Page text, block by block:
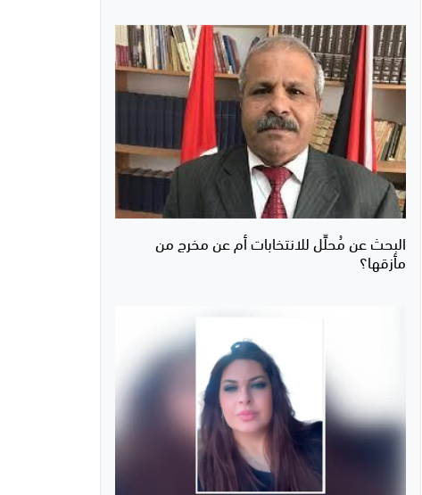
البحث عن مُحلِّل للانتخابات أم عن مخرج من
مأزقها؟